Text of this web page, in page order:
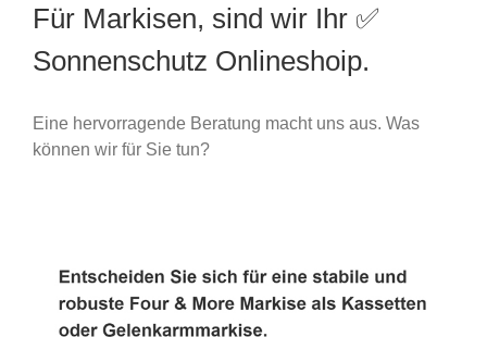
Für Markisen, sind wir Ihr ✅
Sonnenschutz Onlineshoip.
Eine hervorragende Beratung macht uns aus. Was
können wir für Sie tun?